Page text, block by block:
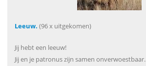
Leeuw. (96 x uitgekomen)
Jij hebt een leeuw!
Jij en je patronus zijn samen onverwoestbaar.